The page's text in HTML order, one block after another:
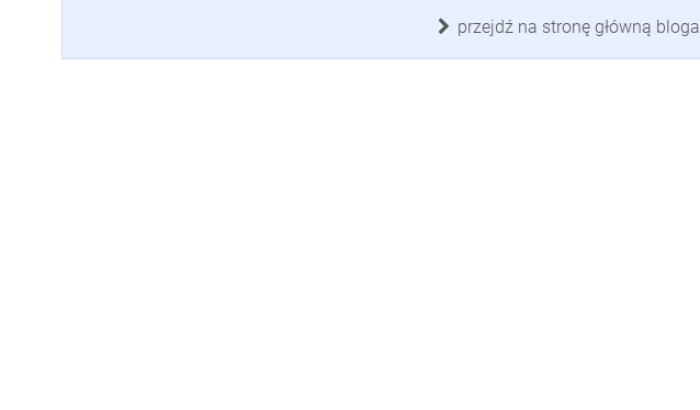
przejdź na stronę główną bloga